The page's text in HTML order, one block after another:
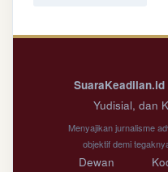
SuaraKeadilan.id
Yudisial, dan
Menyajikan jurnalisme
objektif demi
Dewan